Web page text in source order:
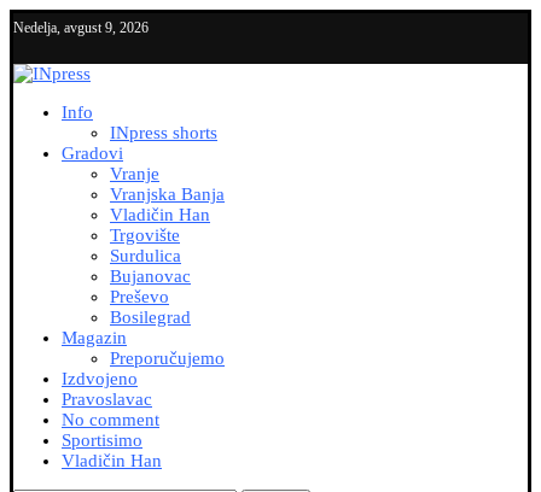
Nedelja, avgust 9, 2026
Info
INpress shorts
Gradovi
Vranje
Vranjska Banja
Vladičin Han
Trgovište
Surdulica
Bujanovac
Preševo
Bosilegrad
Magazin
Preporučujemo
Izdvojeno
Pravoslavac
No comment
Sportisimo
Vladičin Han